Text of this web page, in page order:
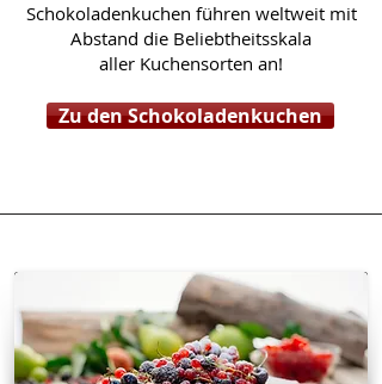
Schokoladenkuchen führen weltweitmit
Abstand die Beliebtheitsskala
aller Kuchensorten an!
Zu den Schokoladenkuchen